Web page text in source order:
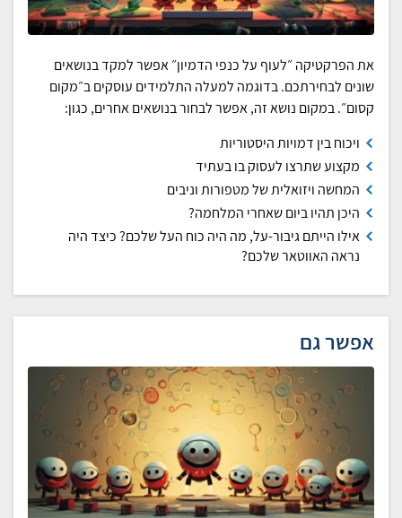
את הפרקטיקה ״לעוף על כנפי הדמיון״ אפשר למקד בנושאים
שונים לבחירתכם. בדוגמה למעלה התלמידים עוסקים ב״מקום
קסום״. במקום נושא זה, אפשר לבחור בנושאים אחרים, כגון:
ויכוח בין דמויות היסטוריות
מקצוע שתרצו לעסוק בו בעתיד
המחשה ויזואלית של מטפורות וניבים
היכן תהיו ביום שאחרי המלחמה?
אילו הייתם גיבור-על, מה היה כוח העל שלכם? כיצד היה
נראה האווטאר שלכם?
אפשר גם